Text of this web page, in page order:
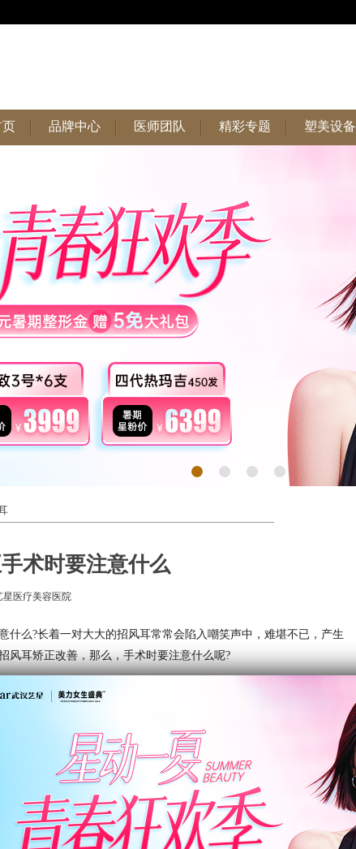
品牌中心 医师团队 精彩专题 塑美设备
术时要注意什么
星医疗美容医院
什么?长着一对大大的招风耳常常会陷入嘲笑声中，难堪不已，产生
风耳矫正改善，那么，手术时要注意什么呢?
什么?
手术宜先行中耳治疗，待炎症控制或治愈后再行手术。